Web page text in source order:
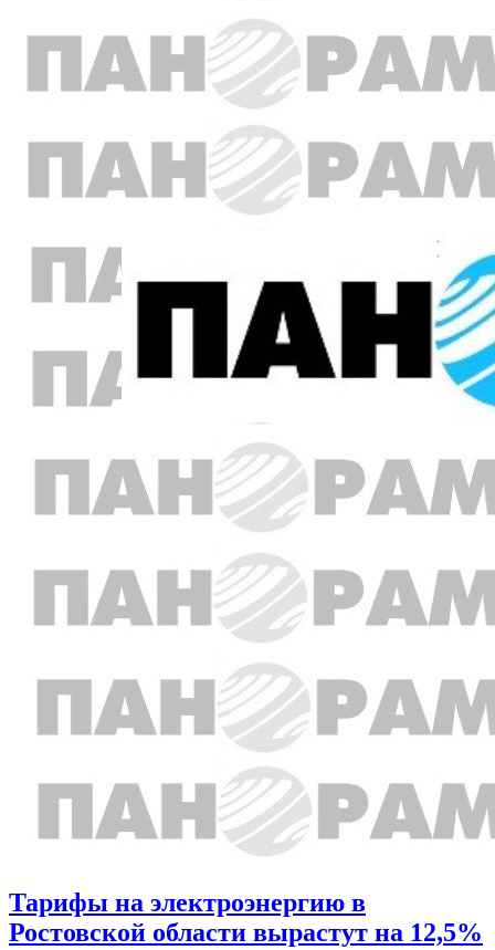
Тарифы на электроэнергию в
Ростовской области вырастут на 12,5%